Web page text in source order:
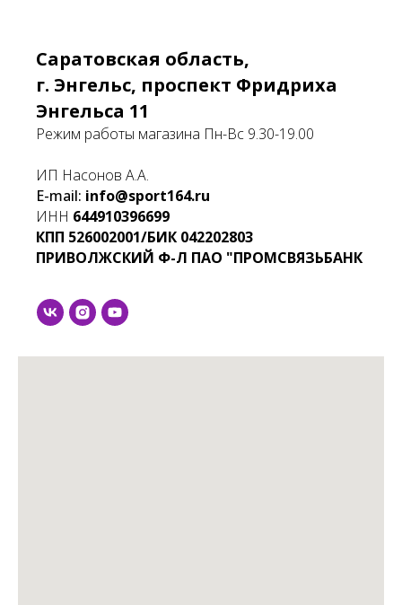
Саратовская область,
г. Энгельс, проспект Фридриха
Энгельса 11
Режим работы магазина Пн-Вс 9.30-19.00
ИП Насонов А.А.
E-mail: info@sport164.ru
ИНН 644910396699
КПП 526002001/БИК 042202803
ПРИВОЛЖСКИЙ Ф-Л ПАО "ПРОМСВЯЗЬБАНК